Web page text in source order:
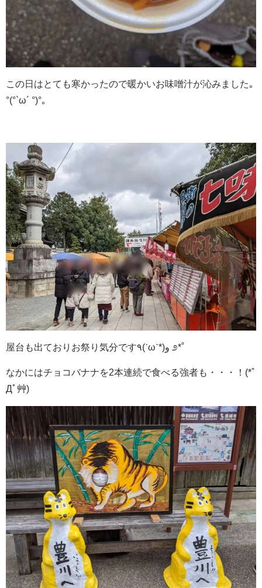
この日はとても寒かったので暖かいお味噌汁が沁みました｡
°(°`ω´ °)°｡
屋台も出ておりお祭り気分です٩(ˊωˋ*)و ೨*˚
なかにはチョコバナナを2本連続で食べる強者も・・・！(*ﾟ
Дﾟ艸)